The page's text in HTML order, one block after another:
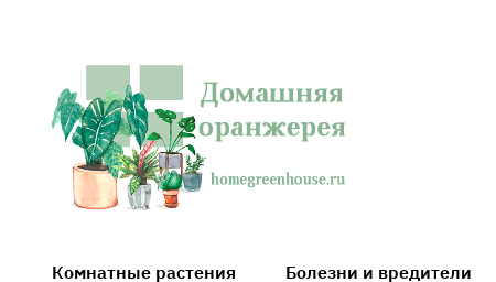
Домашняя
оранжерея
Комнатные растения Болезни и вредители